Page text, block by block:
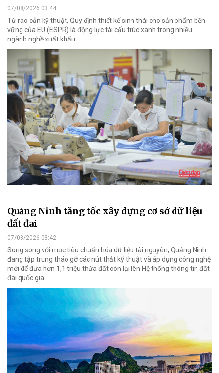
07/08/2026 03:44
Từ rào cản kỹ thuật, Quy định thiết kế sinh thái cho sản phẩm bền
vững của EU (ESPR) là động lực tái cấu trúc xanh trong nhiều
ngành nghề xuất khẩu.
Quảng Ninh tăng tốc xây dựng cơ sở dữ liệu
đất đai
07/08/2026 03:42
Song song với mục tiêu chuẩn hóa dữ liệu tài nguyên, Quảng Ninh
đang tập trung tháo gỡ các nút thắt kỹ thuật và áp dụng công nghệ
mới để đưa hơn 1,1 triệu thửa đất còn lại lên Hệ thống thông tin đất
đai quốc gia.